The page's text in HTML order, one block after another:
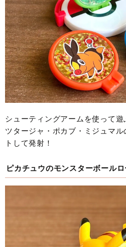
シューティングアームを使って遊
ツタージャ・ポカブ・ミジュマ
トして発射！
ピカチュウのモンスターボール